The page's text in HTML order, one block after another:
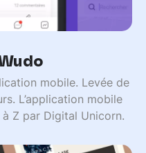
mobile. Levée de
L’application mobile
Z par Digital Unicorn.